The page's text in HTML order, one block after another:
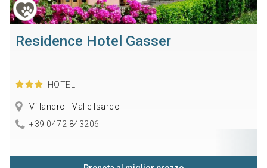
Residence Hotel Gasser
HOTEL
Villandro - Valle Isarco
+39 0472 843206